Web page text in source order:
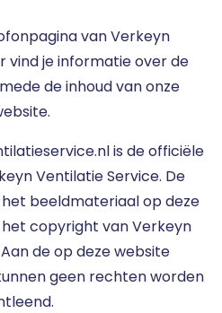
van Verkeyn
vind je informatie over de
de inhoud van onze
is de officiële
Ventilatie Service. De
beeldmateriaal op deze
copyright van Verkeyn
de op deze website
geen rechten worden